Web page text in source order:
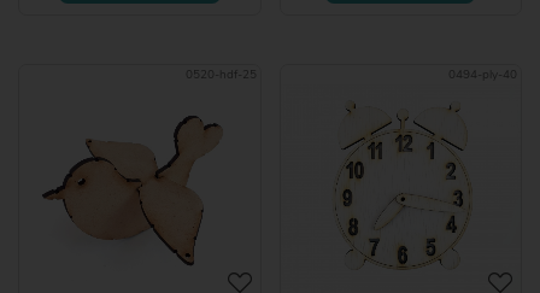
0520-hdf-25 0494-ply-40